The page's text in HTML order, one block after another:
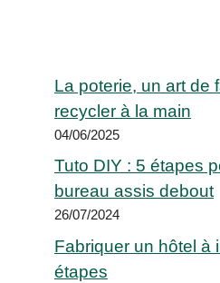
La poterie, un art de
recycler à la main
04/06/2025
Tuto DIY : 5 étapes
bureau assis debout
26/07/2024
Fabriquer un hôtel à
étapes